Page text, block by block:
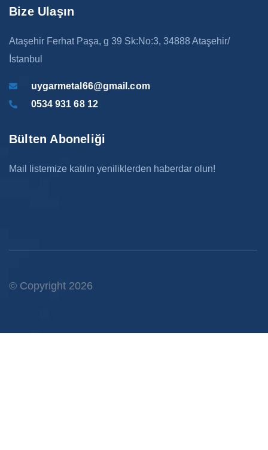
Bize Ulaşın
Ataşehir Ferhat Paşa, g 39 Sk:No:3, 34888 Ataşehir/
İstanbul
uygarmetal66@gmail.com
0534 931 68 12
Bülten Aboneliği
Mail listemize katılın yeniliklerden haberdar olun!
© Copyright 2026